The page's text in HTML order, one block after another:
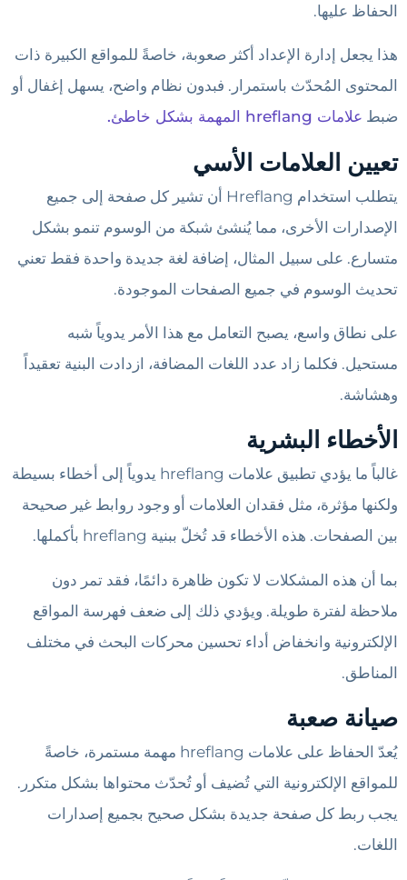
الحفاظ عليها.
هذا يجعل إدارة الإعداد أكثر صعوبة، خاصةً للمواقع الكبيرة ذات
المحتوى المُحدّث باستمرار. فبدون نظام واضح، يسهل إغفال أو
ضبط علامات hreflang المهمة بشكل خاطئ.
تعيين العلامات الأسي
يتطلب استخدام Hreflang أن تشير كل صفحة إلى جميع
الإصدارات الأخرى، مما يُنشئ شبكة من الوسوم تنمو بشكل
متسارع. على سبيل المثال، إضافة لغة جديدة واحدة فقط تعني
تحديث الوسوم في جميع الصفحات الموجودة.
على نطاق واسع، يصبح التعامل مع هذا الأمر يدوياً شبه
مستحيل. فكلما زاد عدد اللغات المضافة، ازدادت البنية تعقيداً
وهشاشة.
الأخطاء البشرية
غالباً ما يؤدي تطبيق علامات hreflang يدوياً إلى أخطاء بسيطة
ولكنها مؤثرة، مثل فقدان العلامات أو وجود روابط غير صحيحة
بين الصفحات. هذه الأخطاء قد تُخلّ ببنية hreflang بأكملها.
بما أن هذه المشكلات لا تكون ظاهرة دائمًا، فقد تمر دون
ملاحظة لفترة طويلة. ويؤدي ذلك إلى ضعف فهرسة المواقع
الإلكترونية وانخفاض أداء تحسين محركات البحث في مختلف
المناطق.
صيانة صعبة
يُعدّ الحفاظ على علامات hreflang مهمة مستمرة، خاصةً
للمواقع الإلكترونية التي تُضيف أو تُحدّث محتواها بشكل متكرر.
يجب ربط كل صفحة جديدة بشكل صحيح بجميع إصدارات
اللغات.